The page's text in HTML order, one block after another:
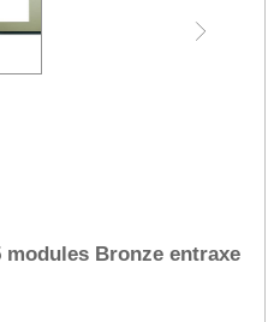
Bronze entraxe